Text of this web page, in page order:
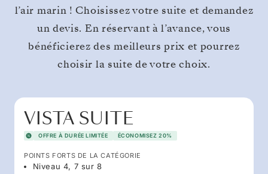
l’air marin ! Choisissez votre suite et demandez
un devis. En réservant à l’avance, vous
bénéficierez des meilleurs prix et pourrez
choisir la suite de votre choix.
VISTA SUITE
OFFRE À DURÉE LIMITÉE ÉCONOMISEZ 20%
POINTS FORTS DE LA CATÉGORIE
Niveau 4, 7 sur 8